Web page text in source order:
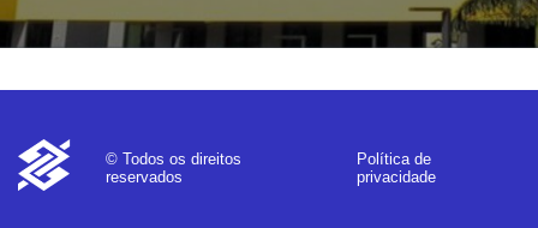
© Todos os direitos
reservados
Política de
privacidade